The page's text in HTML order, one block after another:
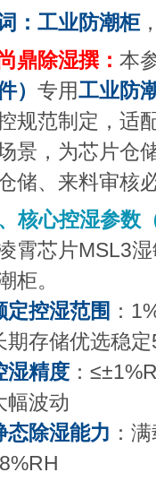
：工业防潮柜
鼎除湿撰： 本
） 专用工业防
规范制定，适
景，为芯片仓
储、来料审核
核心控湿参数
霄芯片MSL3
柜。
定控湿范围 ：
期存储优选稳
湿精度 ：
幅波动
态除湿能力 ：